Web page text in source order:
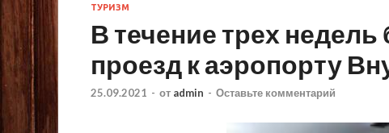
ТУРИЗМ
В течение трех недель
проезд к аэропорту
25.09.2021 - от admin - Оставьте комментарий